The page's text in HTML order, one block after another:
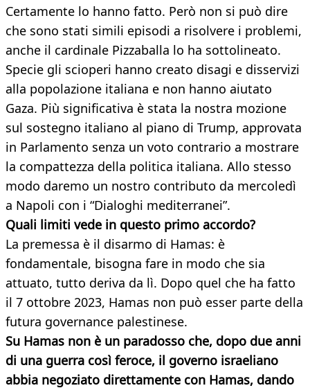
Certamente lo hanno fatto. Però non si può dire
che sono stati simili episodi a risolvere i problemi,
anche il cardinale Pizzaballa lo ha sottolineato.
Specie gli scioperi hanno creato disagi e disservizi
alla popolazione italiana e non hanno aiutato
Gaza. Più significativa è stata la nostra mozione
sul sostegno italiano al piano di Trump, approvata
in Parlamento senza un voto contrario a mostrare
la compattezza della politica italiana. Allo stesso
modo daremo un nostro contributo da mercoledì
a Napoli con i “Dialoghi mediterranei”.
Quali limiti vede in questo primo accordo?
La premessa è il disarmo di Hamas: è
fondamentale, bisogna fare in modo che sia
attuato, tutto deriva da lì. Dopo quel che ha fatto
il 7 ottobre 2023, Hamas non può esser parte della
futura governance palestinese.
Su Hamas non è un paradosso che, dopo due anni
di una guerra così feroce, il governo israeliano
abbia negoziato direttamente con Hamas, dando